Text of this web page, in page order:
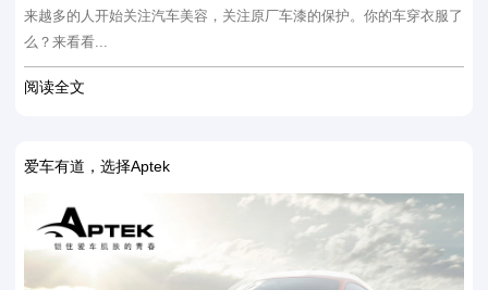
来越多的人开始关注汽车美容，关注原厂车漆的保护。你的车穿衣服了
么？来看看...
阅读全文
爱车有道，选择Aptek